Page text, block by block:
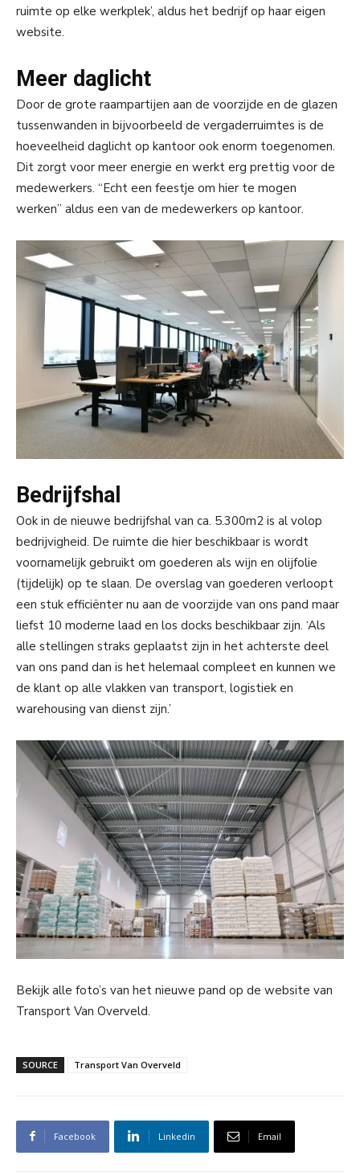
ruimte op elke werkplek’, aldus het bedrijf op haar eigen
website.
Meer daglicht
Door de grote raampartijen aan de voorzijde en de glazen
tussenwanden in bijvoorbeeld de vergaderruimtes is de
hoeveelheid daglicht op kantoor ook enorm toegenomen.
Dit zorgt voor meer energie en werkt erg prettig voor de
medewerkers. “Echt een feestje om hier te mogen
werken” aldus een van de medewerkers op kantoor.
Bedrijfshal
Ook in de nieuwe bedrijfshal van ca. 5.300m2 is al volop
bedrijvigheid. De ruimte die hier beschikbaar is wordt
voornamelijk gebruikt om goederen als wijn en olijfolie
(tijdelijk) op te slaan. De overslag van goederen verloopt
een stuk efficiënter nu aan de voorzijde van ons pand maar
liefst 10 moderne laad en los docks beschikbaar zijn. ‘Als
alle stellingen straks geplaatst zijn in het achterste deel
van ons pand dan is het helemaal compleet en kunnen we
de klant op alle vlakken van transport, logistiek en
warehousing van dienst zijn.’
Bekijk alle foto’s van het nieuwe pand op de website van
Transport Van Overveld.
SOURCE Transport Van Overveld
Facebook Linkedin Email